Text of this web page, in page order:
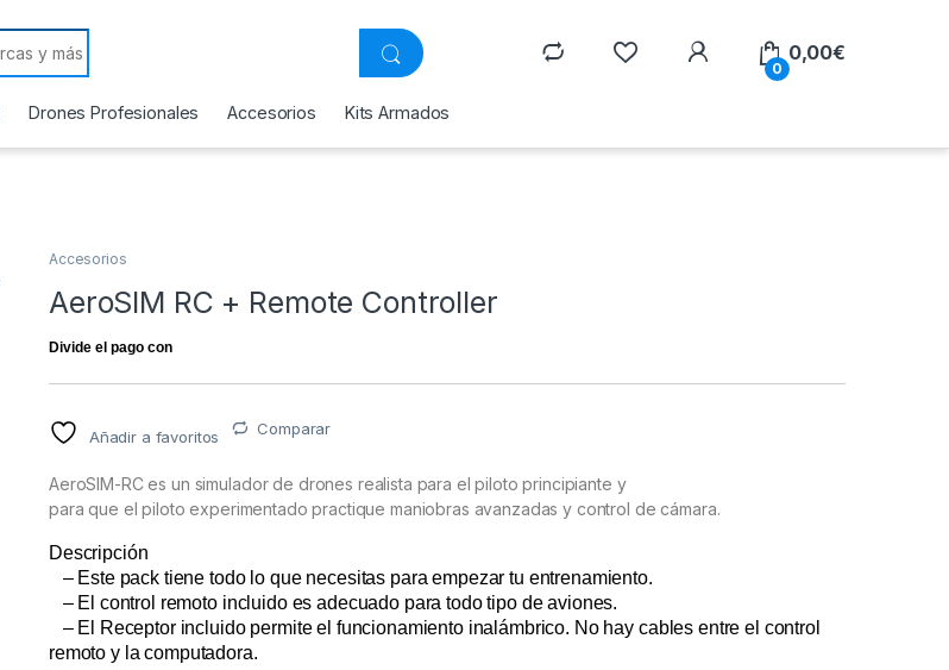
0
0,00€
Drones Profesionales Accesorios Kits Armados
Accesorios
AeroSIM RC + Remote Controller
Añadir a favoritos Comparar
AeroSIM-RC es un simulador de drones realista para el piloto principiante y
para que el piloto experimentado practique maniobras avanzadas y control de cámara.
Descripción
– Este pack tiene todo lo que necesitas para empezar tu entrenamiento.
– El control remoto incluido es adecuado para todo tipo de aviones.
– El Receptor incluido permite el funcionamiento inalámbrico. No hay cables entre el control
remoto y la computadora.